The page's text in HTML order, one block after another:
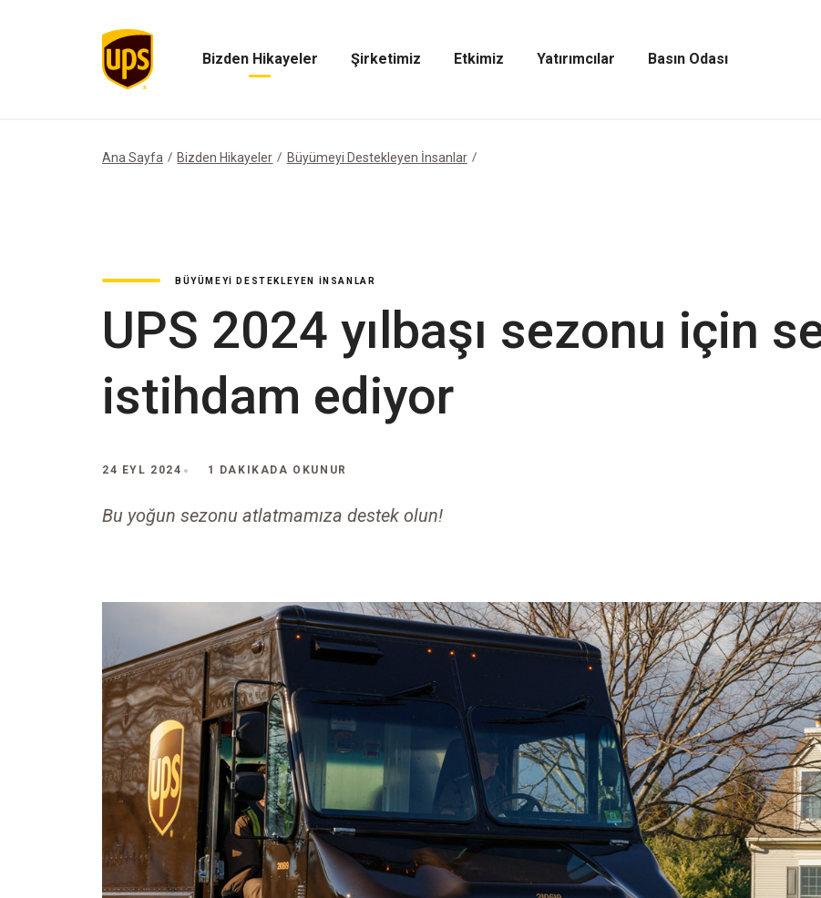
Bizden Hikayeler Şirketimiz Etkimiz Yatırımcılar Basın Odası
Ana Sayfa Bizden Hikayeler Büyümeyi Destekleyen İnsanlar
BÜYÜMEYI DESTEKLEYEN İNSANLAR
UPS 2024 yılbaşı sezonu için
istihdam ediyor
24 EYL 2024 1 DAKIKADA OKUNUR
Bu yoğun sezonu atlatmamıza destek olun!